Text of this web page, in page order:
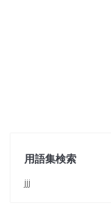
用語集検索
jjj